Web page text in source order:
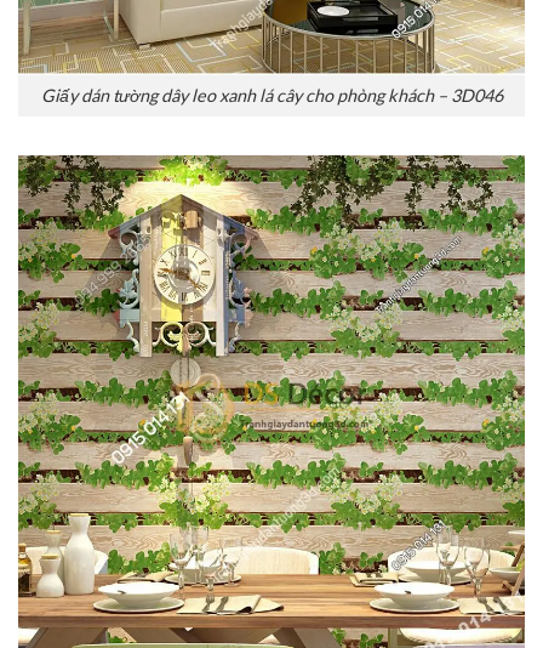
Giấy dán tường dây leo xanh lá cây cho phòng khách – 3D046